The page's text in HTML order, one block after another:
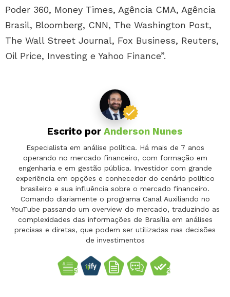
Poder 360, Money Times, Agência CMA, Agência
Brasil, Bloomberg, CNN, The Washington Post,
The Wall Street Journal, Fox Business, Reuters,
Oil Price, Investing e Yahoo Finance”.
Escrito por Anderson Nunes
Especialista em análise política. Há mais de 7 anos
operando no mercado financeiro, com formação em
engenharia e em gestão pública. Investidor com grande
experiência em opções e conhecedor do cenário político
brasileiro e sua influência sobre o mercado financeiro.
Comando diariamente o programa Canal Auxiliando no
YouTube passando um overview do mercado, traduzindo as
complexidades das informações de Brasília em análises
precisas e diretas, que podem ser utilizadas nas decisões
de investimentos